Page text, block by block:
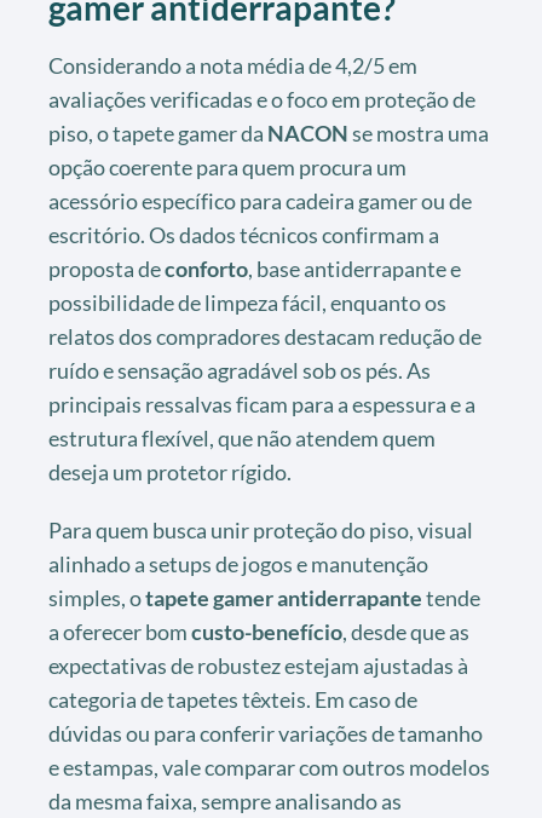
Considerando a nota média de 4,2/5 em
avaliações verificadas e o foco em proteção de
piso, o tapete gamer da NACONse mostra uma
opção coerente para quem procura um
acessório específico para cadeira gamer ou de
escritório. Os dados técnicos confirmam a
proposta deconforto, base antiderrapante e
possibilidade de limpeza fácil, enquanto os
relatos dos compradores destacam redução de
ruído e sensação agradável sob os pés. As
principais ressalvas ficam para a espessura e a
estrutura flexível, que não atendem quem
deseja um protetor rígido.
Para quem busca unir proteção do piso, visual
alinhado a setups de jogos e manutenção
simples, otapete gamer antiderrapantetende
a oferecer bomcusto-benefício, desde que as
expectativas de robustez estejam ajustadas à
categoria de tapetes têxteis. Em caso de
dúvidas ou para conferir variações de tamanho
e estampas, vale comparar com outros modelos
da mesma faixa, sempre analisando as